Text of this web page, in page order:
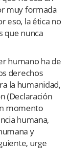
muy formada
eso, la ética no
que nunca
humano ha de
derechos
la humanidad,
(Declaración
momento
humana,
y
urge